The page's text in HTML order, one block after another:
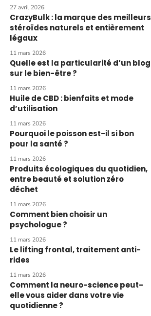
27 avril 2026
CrazyBulk : la marque des meilleurs
stéroïdes naturels et entièrement
légaux
11 mars 2026
Quelle est la particularité d’un blog
sur le bien-être ?
11 mars 2026
Huile de CBD : bienfaits et mode
d’utilisation
11 mars 2026
Pourquoi le poisson est-il si bon
pour la santé ?
11 mars 2026
Produits écologiques du quotidien,
entre beauté et solution zéro
déchet
11 mars 2026
Comment bien choisir un
psychologue ?
11 mars 2026
Le lifting frontal, traitement anti-
rides
11 mars 2026
Comment la neuro-science peut-
elle vous aider dans votre vie
quotidienne ?